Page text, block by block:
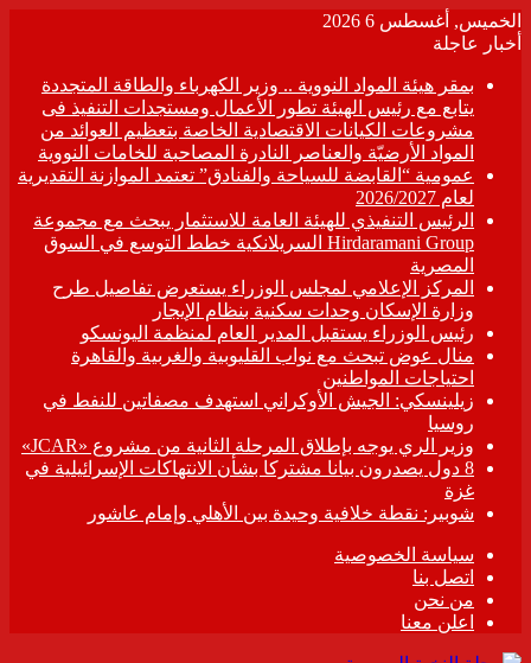
الخميس, أغسطس 6 2026
أخبار عاجلة
بمقر هيئة المواد النووية .. وزير الكهرباء والطاقة المتجددة
يتابع مع رئيس الهيئة تطور الأعمال ومستجدات التنفيذ فى
مشروعات الكيانات الاقتصادية الخاصة بتعظيم العوائد من
المواد الأرضيّة والعناصر النادرة المصاحبة للخامات النووية
عمومية “القابضة للسياحة والفنادق” تعتمد الموازنة التقديرية
لعام 2026/2027
الرئيس التنفيذي للهيئة العامة للاستثمار يبحث مع مجموعة
Hirdaramani Group السريلانكية خطط التوسع في السوق
المصرية
المركز الإعلامي لمجلس الوزراء يستعرض تفاصيل طرح
وزارة الإسكان وحدات سكنية بنظام الإيجار
رئيس الوزراء يستقبل المدير العام لمنظمة اليونسكو
منال عوض تبحث مع نواب القليوبية والغربية والقاهرة
احتياجات المواطنين
زيلينسكي: الجيش الأوكراني استهدف مصفاتين للنفط في
روسيا
وزير الري يوجه بإطلاق المرحلة الثانية من مشروع «JCAR»
8 دول يصدرون بيانا مشتركا بشأن الانتهاكات الإسرائيلية في
غزة
شوبير: نقطة خلافية وحيدة بين الأهلي وإمام عاشور
سياسة الخصوصية
اتصل بنا
من نحن
اعلن معنا